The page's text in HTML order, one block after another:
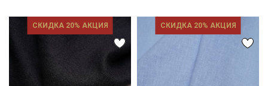
СКИДКА 20% АКЦИЯ СКИДКА 20% АКЦИЯ